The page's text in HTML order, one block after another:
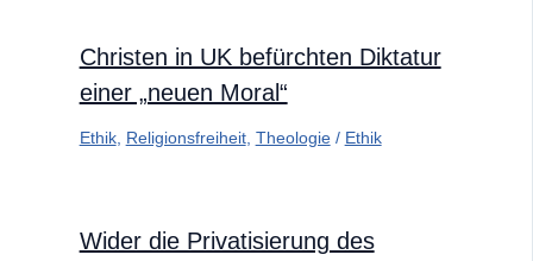
Christen in UK befürchten Diktatur
einer „neuen Moral“
Ethik, Religionsfreiheit, Theologie/ Ethik
Wider die Privatisierung des